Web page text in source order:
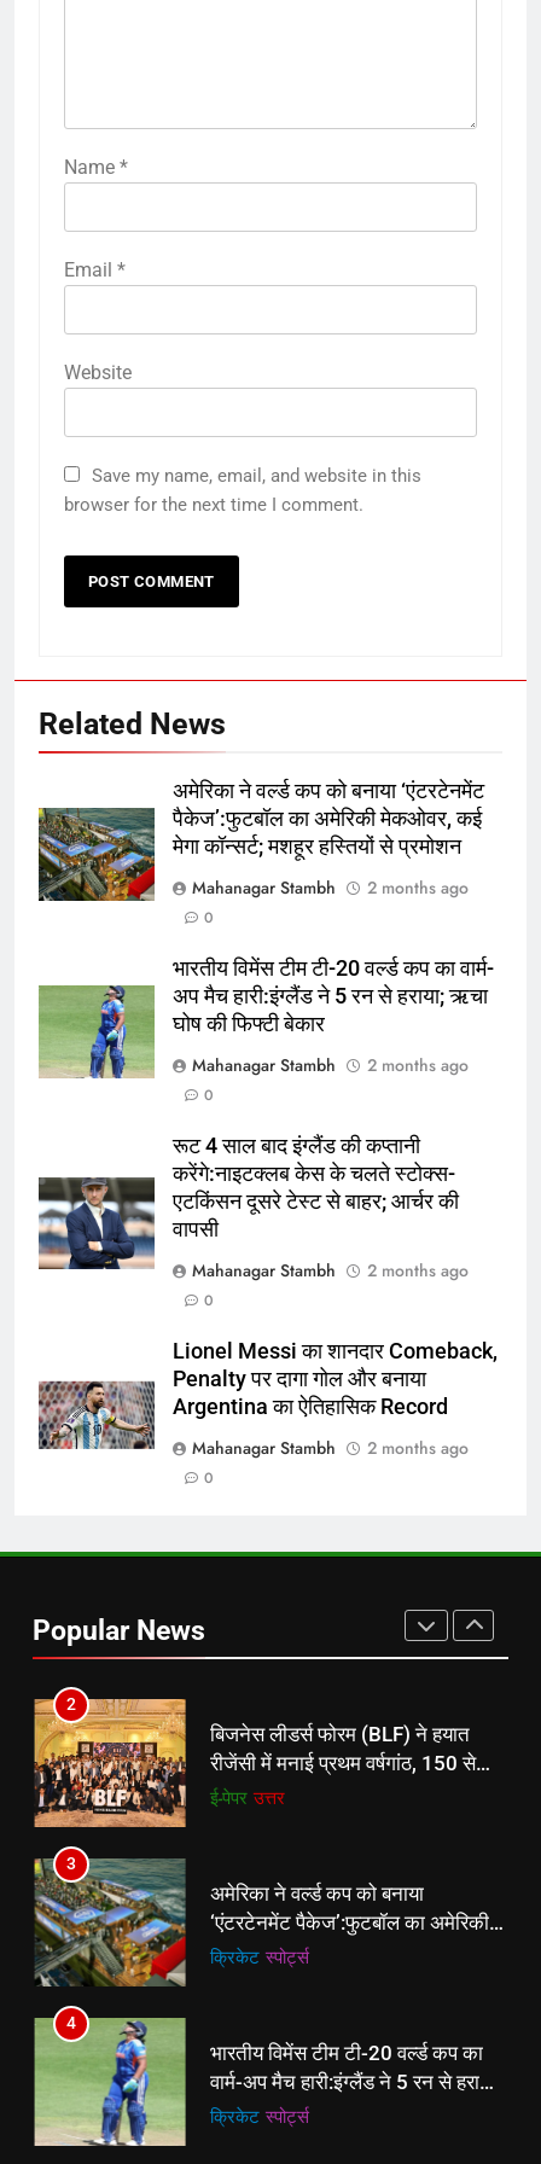
Name *
Email *
Website
Save my name, email, and website in this
browser for the next time I comment.
Related News
अमेरिका ने वर्ल्ड कप को बनाया ‘एंटरटेनमेंट
पैकेज’:फुटबॉल का अमेरिकी मेकओवर, कई
मेगा कॉन्सर्ट; मशहूर हस्तियों से प्रमोशन
Mahanagar Stambh
2 months ago
0
भारतीय विमेंस टीम टी-20 वर्ल्ड कप का वार्म-
अप मैच हारी:इंग्लैंड ने 5 रन से हराया; ऋचा
घोष की फिफ्टी बेकार
Mahanagar Stambh
2 months ago
0
रूट 4 साल बाद इंग्लैंड की कप्तानी
करेंगे:नाइटक्लब केस के चलते स्टोक्स-
एटकिंसन दूसरे टेस्ट से बाहर; आर्चर की
वापसी
Mahanagar Stambh
2 months ago
0
Lionel Messi का शानदार Comeback,
Penalty पर दागा गोल और बनाया
Argentina का ऐतिहासिक Record
Mahanagar Stambh
2 months ago
0
Popular News
5
करेंगे:नाइटक्लब केस के चलते स्टोक्स-
एटकिंसन दूसरे टेस्ट से बाहर; आर्चर की
वापसी
क्रिकेट ‎स्पोर्ट्स
6
अररिया में ‘जीरो ऑफिस डे’ अभियान
कार्ड बनाने की अपील, कल भी आयोजन
पूर्व राज्य
7
बहा:दर्जनों गांवों का संपर्क टूटा, 12 KM
8
रूट 4 साल बाद इंग्लैंड की कप्तानी
करेंगे:नाइटक्लब केस के चलते स्टोक्स-
एटकिंसन दूसरे टेस्ट से बाहर; आर्चर की
न्यूज़
चार्टर्ड अकाउंटेंट्स के बीच रोमांचक
2
बिजनेस लीडर्स फोरम (BLF) ने हयात
रीजेंसी में मनाई प्रथम वर्षगांठ, 150 से
अधिक उद्योगपति एवं पेशेवर हुए शामिल
ई-पेपर उत्तर
3
अमेरिका ने वर्ल्ड कप को बनाया
‘एंटरटेनमेंट पैकेज’:फुटबॉल का अमेरिकी
मेकओवर, कई मेगा कॉन्सर्ट; मशहूर हस्तियों
क्रिकेट ‎स्पोर्ट्स
4
भारतीय विमेंस टीम टी-20 वर्ल्ड कप का
वार्म-अप मैच हारी:इंग्लैंड ने 5 रन से हराया;
ऋचा घोष की फिफ्टी बेकार
क्रिकेट ‎स्पोर्ट्स